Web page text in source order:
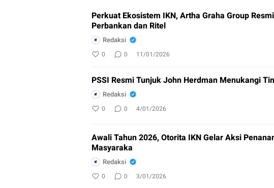
Perkuat Ekosistem IKN, Artha Graha Group
Perbankan dan Ritel
Redaksi
0 0 11/01/2026
PSSI Resmi Tunjuk John Herdman Menukangi
Redaksi
0 0 4/01/2026
Awali Tahun 2026, Otorita IKN Gelar Aksi
Masyaraka
Redaksi
0 0 3/01/2026